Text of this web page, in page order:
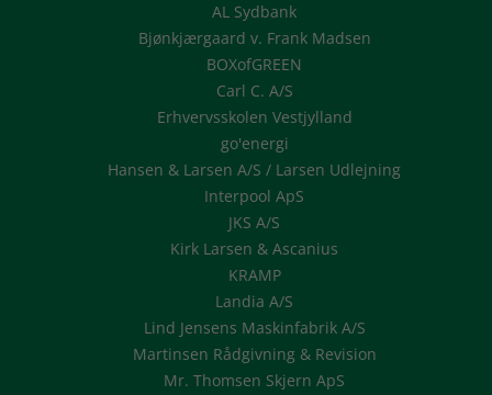
AL Sydbank
Bjønkjærgaard v. Frank Madsen
BOXofGREEN
Carl C. A/S
Erhvervsskolen Vestjylland
go'energi
Hansen & Larsen A/S / Larsen Udlejning
Interpool ApS
JKS A/S
Kirk Larsen & Ascanius
KRAMP
Landia A/S
Lind Jensens Maskinfabrik A/S
Martinsen Rådgivning & Revision
Mr. Thomsen Skjern ApS